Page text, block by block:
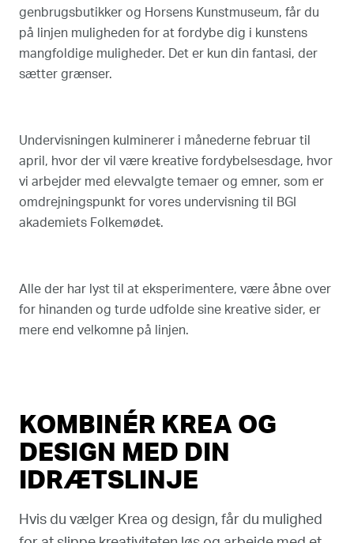
genbrugsbutikker og Horsens Kunstmuseum, får du
på linjen muligheden for at fordybe dig i kunstens
mangfoldige muligheder. Det er kun din fantasi, der
sætter grænser.
Undervisningen kulminerer i månederne februar til
april, hvor der vil være kreative fordybelsesdage, hvor
vi arbejder med elevvalgte temaer og emner, som er
omdrejningspunkt for vores undervisning til BGI
akademiets Folkemødet.
Alle der har lyst til at eksperimentere, være åbne over
for hinanden og turde udfolde sine kreative sider, er
mere end velkomne på linjen.
KOMBINÉR KREA OG
DESIGN MED DIN
IDRÆTSLINJE
Hvis du vælger Krea og design, får du mulighed